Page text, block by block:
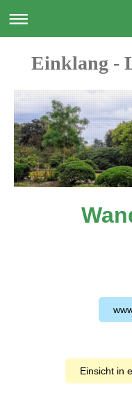
Einklang -
Einsicht in